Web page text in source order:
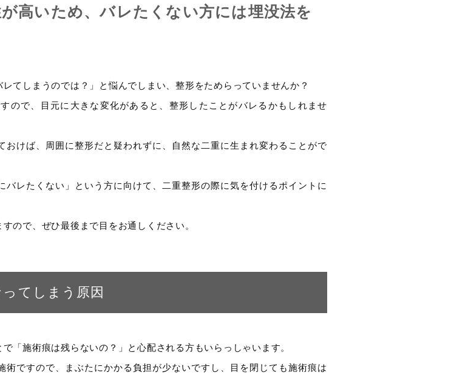
高いため、バレたくない方には埋没法を
てしまうのでは？」と悩んでしまい、整形をためらっていませんか？
ので、目元に大きな変化があると、整形したことがバレるかもしれませ
おけば、周囲に整形だと疑われずに、自然な二重に生まれ変わることがで
レたくない」という方に向けて、二重整形の際に気を付けるポイントに
ので、ぜひ最後まで目をお通しください。
てしまう原因
「施術痕は残らないの？」と心配される方もいらっしゃいます。
ですので、まぶたにかかる負担が少ないですし、目を閉じても施術痕は